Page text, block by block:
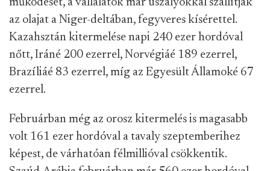
működését, a vállalatok már uszályokkal szállítják
az olajat a Niger-deltában, fegyveres kísérettel.
Kazahsztán kitermelése napi 240 ezer hordóval
nőtt, Iráné 200 ezerrel, Norvégiáé 189 ezerrel,
Brazíliáé 83 ezerrel, míg az Egyesült Államoké 67
ezerrel.
Februárban még az orosz kitermelés is magasabb
volt 161 ezer hordóval a tavaly szeptemberihez
képest, de várhatóan félmillióval csökkentik.